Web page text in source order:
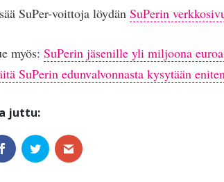
SuPer-voittoja löydän SuPerin
myös: SuPerin jäsenille yli miljoona
SuPerin edunvalvonnasta kysytään eniten